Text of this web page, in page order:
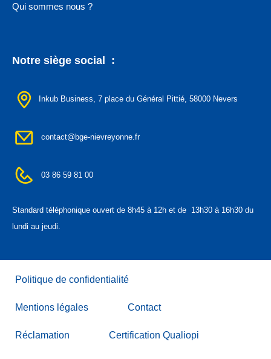
Qui sommes nous ?
Notre siège social :
Inkub Business, 7 place du Général Pittié, 58000 Nevers
03 86 59 81 00
Standard téléphonique ouvert de 8h45 à 12h et de 13h30 à 16h30 du
lundi au jeudi.
contact@bge-nievreyonne.fr
Politique de confidentialité
Mentions légales Contact
Réclamation Certification Qualiopi